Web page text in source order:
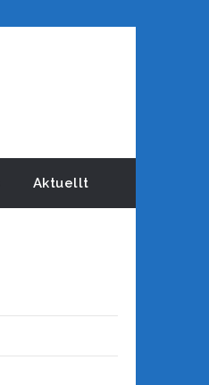
Aktuellt